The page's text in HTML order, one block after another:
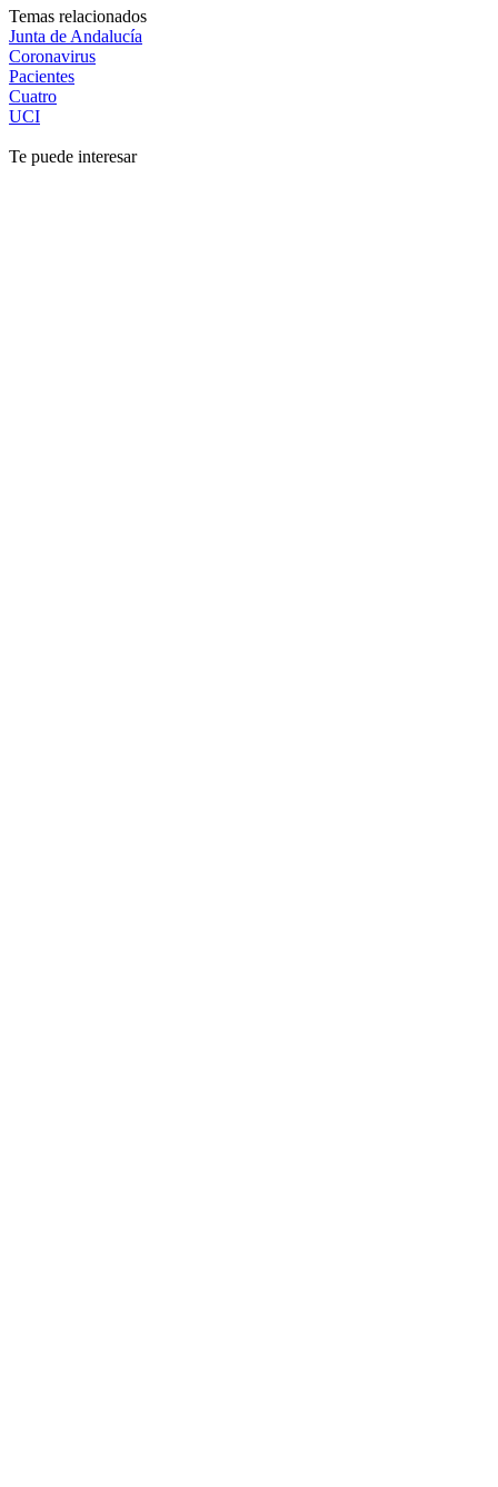
Temas relacionados
Junta de Andalucía
Coronavirus
Pacientes
Cuatro
UCI
Te puede interesar